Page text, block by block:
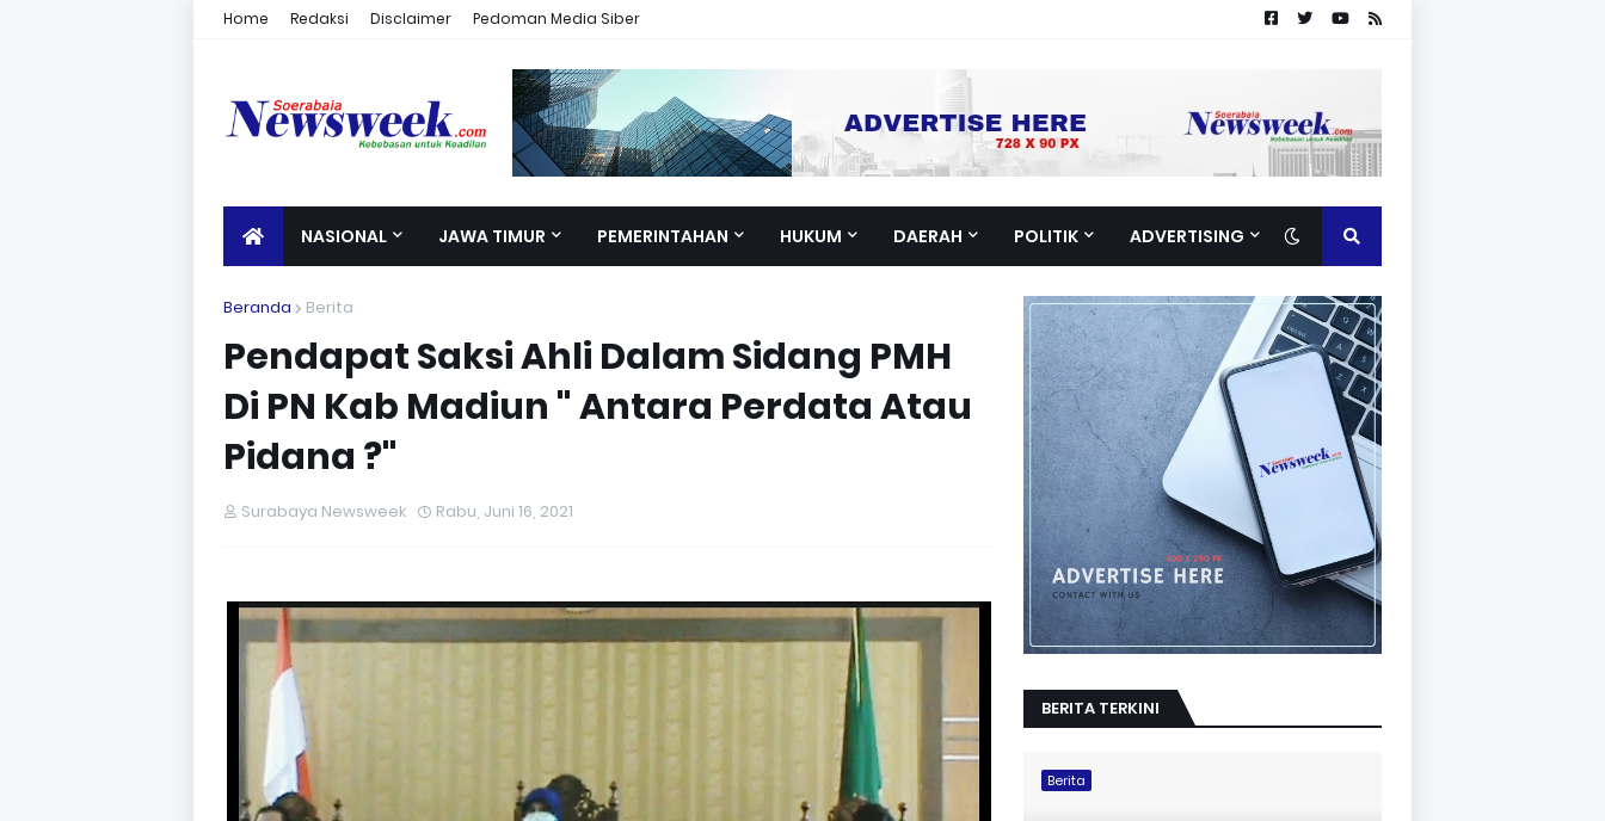
Home Redaksi Disclaimer Pedoman Media Siber
NASIONAL JAWA TIMUR PEMERINTAHAN HUKUM DAERAH POLITIK ADVERTISING
Beranda Berita
Pendapat Saksi Ahli Dalam Sidang PMH
Di PN Kab Madiun " Antara Perdata Atau
Pidana ?"
Surabaya Newsweek Rabu, Juni 16, 2021
BERITA TERKINI
Berita